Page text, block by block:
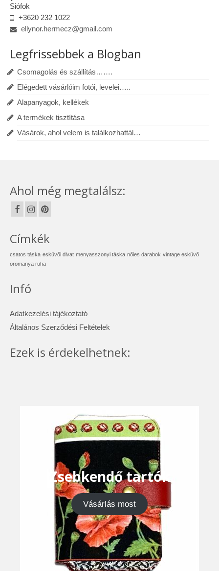
Siófok
+3620 232 1022
ellynor.hermecz@gmail.com
Legfrissebbek a Blogban
Csomagolás és szállítás…….
Elégedett vásárlóim fotói, levelei…..
Alapanyagok, kellékek
A termékek tisztítása
Vásárok, ahol velem is találkozhattál…
Ahol még megtalálsz:
Címkék
csatos táska esküvői divat menyasszonyi táska nőies darabok vintage esküvő
örömanya ruha
Infó
Adatkezelési tájékoztató
Általános Szerződési Feltételek
Ezek is érdekelhetnek:
Zsebkendő tartók
Vásárlás most